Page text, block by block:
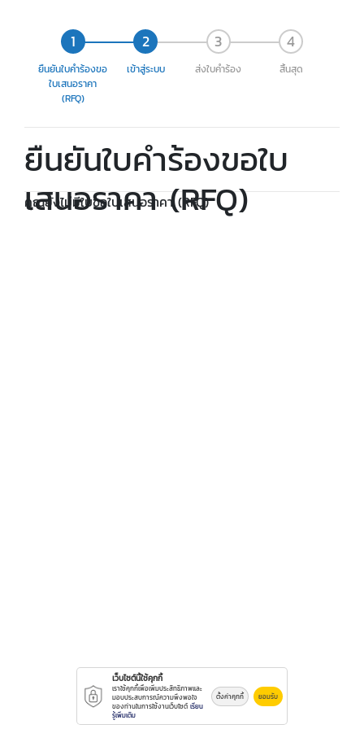
ยืนยันใบคำร้องขอ
ใบเสนอราคา
(RFQ)
เข้าสู่ระบบ ส่งใบคำร้อง สิ้นสุด
ยืนยันใบคำร้องขอใบ
เสนอราคา (RFQ)
คุณยังไม่มีใบขอใบเสนอราคา (RFQ)
เว็บไซต์นี้ใช้คุกกี้
เราใช้คุกกี้เพื่อเพิ่มประสิทธิภาพและ
มอบประสบการณ์ความพึงพอใจ
ของท่านในการใช้งานเว็บไซต์ เรียน
รู้เพิ่มเติม
ตั้งค่าคุกกี้ ยอมรับ